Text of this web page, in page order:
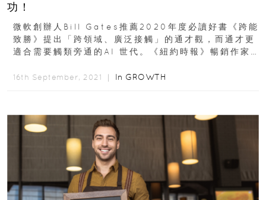
功！
微軟創辦人Bill Gates推薦2020年度必讀好書《跨能
致勝》提出「跨領域、廣泛接觸」的通才觀，而通才更
適合需要觸類旁通的AI 世代。《紐約時報》暢銷作家
16th September, 2021 ｜ In GROWTH